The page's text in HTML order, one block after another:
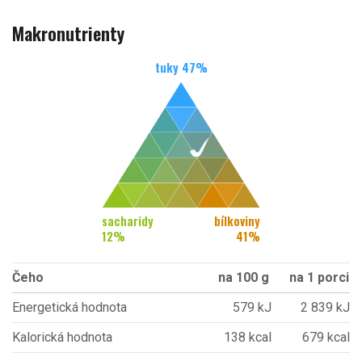
Makronutrienty
tuky 47%
sacharidy
12%
bílkoviny
41%
Čeho na 100 g
na 1 porci
Energetická hodnota
579 kJ
2 839 kJ
Kalorická hodnota
138 kcal
679 kcal